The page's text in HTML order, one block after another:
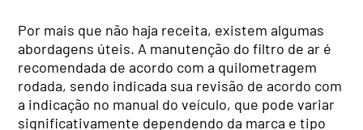
Por mais que não haja receita, existem algumas
abordagens úteis. A manutenção do filtro de ar é
recomendada de acordo com a quilometragem
rodada, sendo indicada sua revisão de acordo com
a indicação no manual do veículo, que pode variar
significativamente dependendo da marca e tipo